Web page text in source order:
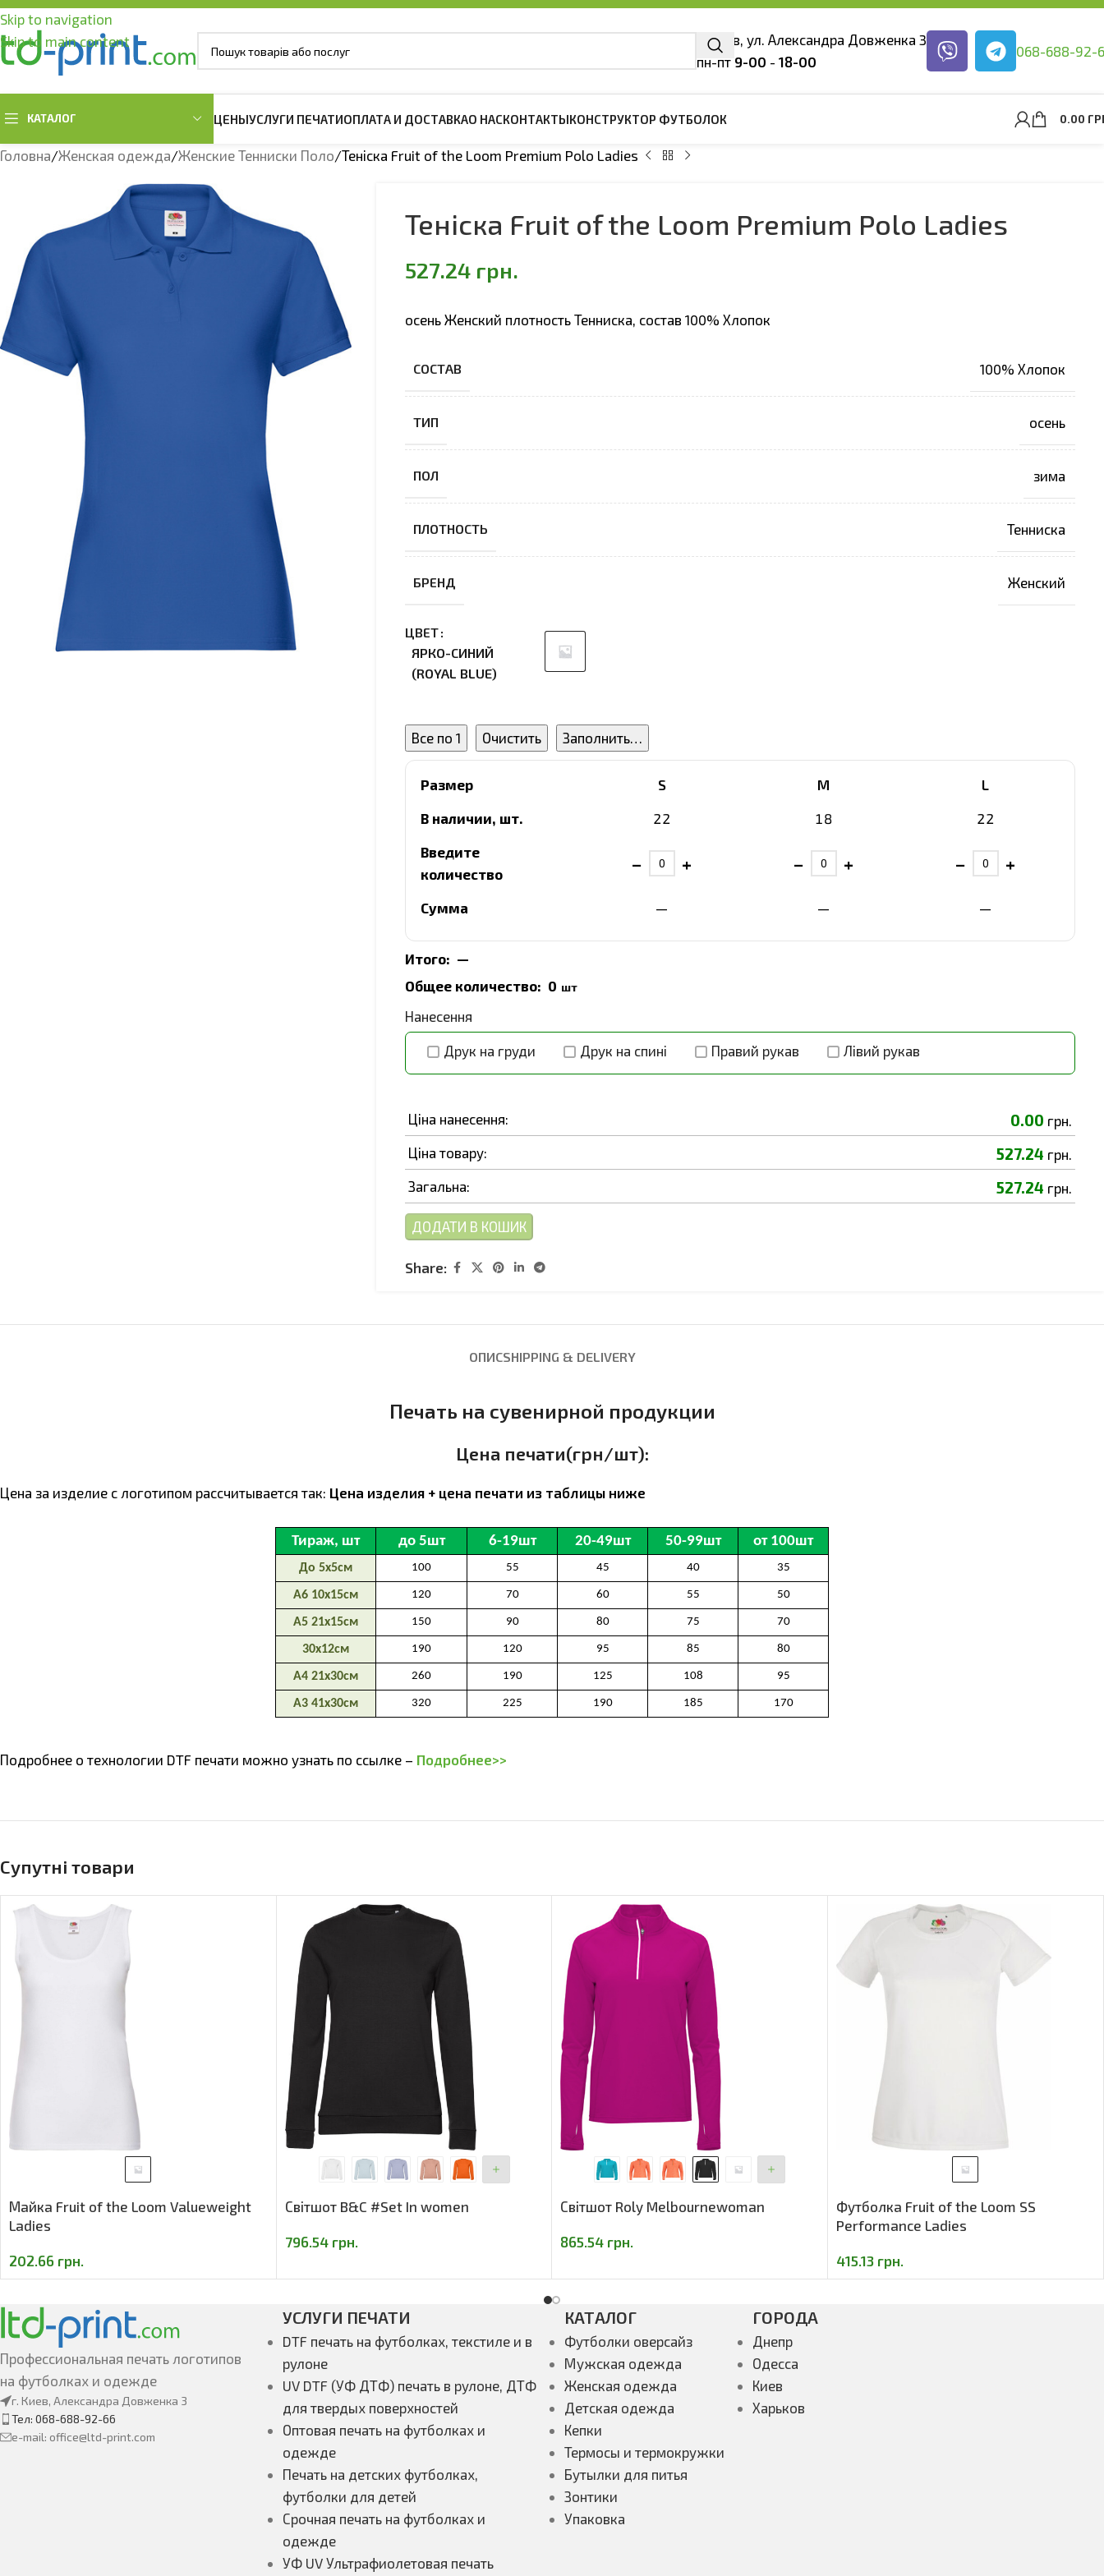
Skip to navigation
Skip to main content
г. Киев, ул. Александра Довженка 3
пн-пт 9-00 - 18-00
068-688-92-
КАТАЛОГ
ОДЕЖДА ОВЕРСАЙЗ
Футболки оверсайз
Худи оверсайз
МУЖСКАЯ ОДЕЖДА
Мужские футболки
Мужские Тенниски Поло
Женские Тенниски Поло
Женские свитшоты
Женские Худи и Регланы
Женские жилетки
Детские футболки
Детские свитшоты
ЦЕНЫУСЛУГИ ПЕЧАТИОПЛАТА И ДОСТАВКАО НАСКОНТАКТЫКОНСТРУКТОР ФУТБОЛОК 0.00
Головна Женская одежда Женские Тенниски Поло Теніска Fruit of the Loom Premium Polo Ladies
Теніска Fruit of the Loom Premium Polo Ladies
527.24 грн.
осень Женский плотность Тенниска, состав 100% Хлопок
СОСТАВ 100% Хлопок
ТИП осень
ПОЛ зима
ПЛОТНОСТЬ Тенниска
БРЕНД Женский
ЦВЕТ
ЯРКО-СИНИЙ
(ROYAL BLUE)
Все по 1 Очистить Заполнить…
Размер S M L
В наличии, шт. 22 18 22
Введите
количество
− + − + − +
Сумма — — —
Итого: —
Общее количество: 0 шт
Нанесення
Друк на груди Друк на спині Правий рукав Лівий рукав
Ціна нанесення: 0.00 грн.
Ціна товару:
527.24 грн.
Загальна:
527.24 грн.
ДОДАТИ В КОШИК
Share:
ОПИСSHIPPING & DELIVERY
Печать на сувенирной продукции
Цена печати(грн/шт):
Цена за изделие с логотипом расcчитывается так: Цена изделия + цена печати из таблицы ниже
Подробнее о технологии DTF печати можно узнать по ссылке – Подробнее>>
Супутні товари
Майка Fruit of the Loom Valueweight
Ladies
202.66 грн.
Світшот B&C #Set In women
796.54 грн.
Світшот Roly Melbournewoman
865.54 грн.
Футболка Fruit of the Loom SS
Performance Ladies
415.13 грн.
Профессиональная печать логотипов
на футболках и одежде
г. Киев, Александра Довженка 3
Тел: 068-688-92-66
e-mail: office@ltd-print.com
УСЛУГИ ПЕЧАТИ
DTF печать на футболках, текстиле и в
рулоне
UV DTF (УФ ДТФ) печать в рулоне, ДТФ
для твердых поверхностей
Оптовая печать на футболках и
одежде
Печать на детских футболках,
футболки для детей
Срочная печать на футболках и
одежде
УФ UV Ультрафиолетовая печать
КАТАЛОГ
Футболки оверсайз
Мужская одежда
Женская одежда
Детская одежда
Кепки
Термосы и термокружки
Бутылки для питья
Зонтики
Упаковка
ГОРОДА
Днепр
Одесса
Киев
Харьков